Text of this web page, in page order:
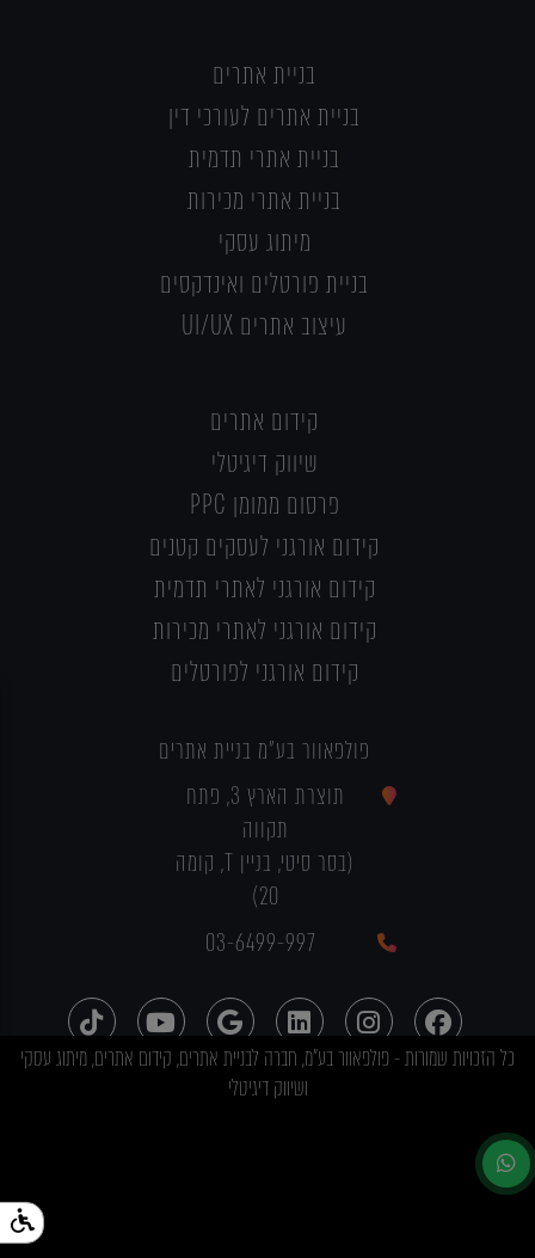
בניית אתרים
בניית אתרים לעורכי דין
בניית אתרי תדמית
בניית אתרי מכירות
מיתוג עסקי
בניית פורטלים ואינדקסים
עיצוב אתרים UI/UX
קידום אתרים
שיווק דיגיטלי
פרסום ממומן PPC
קידום אורגני לעסקים קטנים
קידום אורגני לאתרי תדמית
קידום אורגני לאתרי מכירות
קידום אורגני לפורטלים
פולפאוור בע"מ בניית אתרים
תוצרת הארץ 3, פתח
תקווה
(בסר סיטי, בניין T, קומה
20)
03-6499-997
כל הזכויות שמורות - פולפאוור בע"מ, חברה לבניית אתרים, קידום אתרים, מיתוג עסקי
ושיווק דיגיטלי